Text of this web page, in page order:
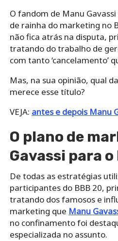
O fandom de Manu
de rainha do marketing no
não fica atrás na disputa,
tratando do trabalho de
com tanto ‘cancelamento’
Mas, na sua opinião, qual
merece esse título?
VEJA: antes e depois Manu
O plano de
Gavassi para o
De todas as estratégias
participantes do BBB 20,
tratando dos famosos e
marketing que Manu
no confinamento foi
especializada no assunto.